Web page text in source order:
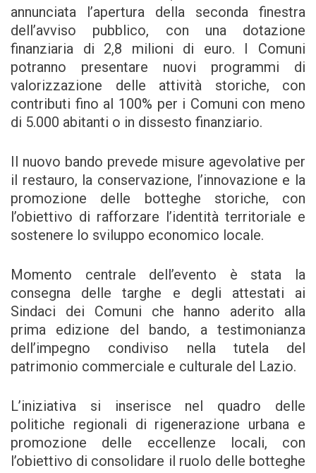
annunciata l’apertura della seconda finestra
dell’avviso pubblico, con una dotazione
finanziaria di 2,8 milioni di euro. I Comuni
potranno presentare nuovi programmi di
valorizzazione delle attività storiche, con
contributi fino al 100% per i Comuni con meno
di 5.000 abitanti o in dissesto finanziario.
Il nuovo bando prevede misure agevolative per
il restauro, la conservazione, l’innovazione e la
promozione delle botteghe storiche, con
l’obiettivo di rafforzare l’identità territoriale e
sostenere lo sviluppo economico locale.
Momento centrale dell’evento è stata la
consegna delle targhe e degli attestati ai
Sindaci dei Comuni che hanno aderito alla
prima edizione del bando, a testimonianza
dell’impegno condiviso nella tutela del
patrimonio commerciale e culturale del Lazio.
L’iniziativa si inserisce nel quadro delle
politiche regionali di rigenerazione urbana e
promozione delle eccellenze locali, con
l’obiettivo di consolidare il ruolo delle botteghe